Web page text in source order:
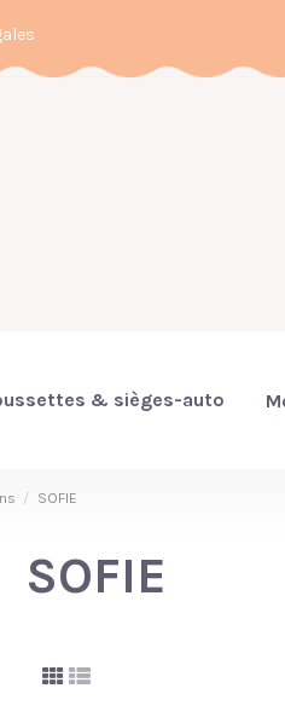
& sièges-auto
SOFIE
SOFIE